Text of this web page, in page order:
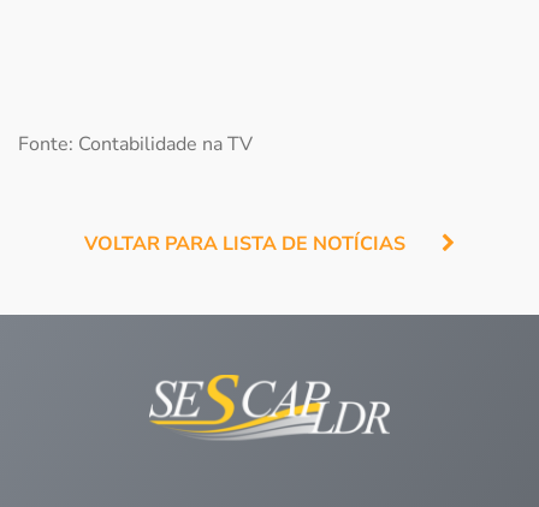
Fonte: Contabilidade na TV
VOLTAR PARA LISTA DE NOTÍCIAS